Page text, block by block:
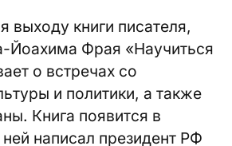
книги писателя,
Йоахима Фрая «Научиться
о встречах со
и политики, а также
Книга появится в
написал президент РФ